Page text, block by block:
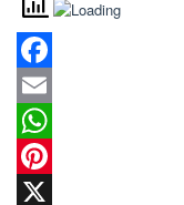
Facebook
Email
WhatsApp
Pinterest